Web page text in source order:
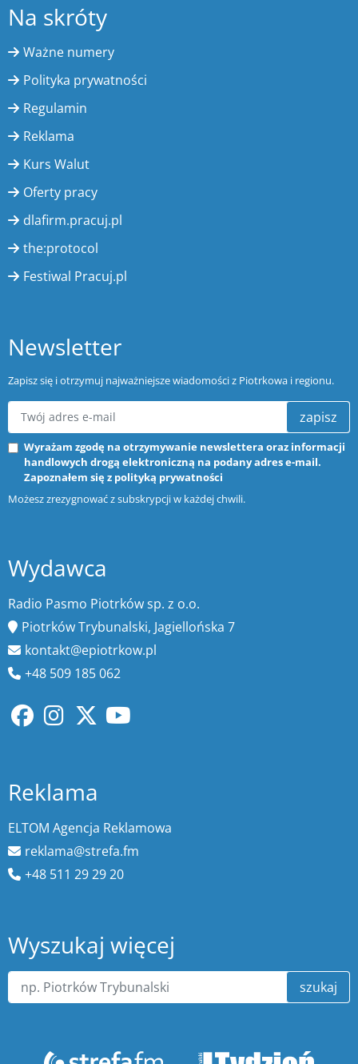
Na skróty
Ważne numery
Polityka prywatności
Regulamin
Reklama
Kurs Walut
Oferty pracy
dlafirm.pracuj.pl
the:protocol
Festiwal Pracuj.pl
Newsletter
Zapisz się i otrzymuj najważniejsze wiadomości z Piotrkowa i regionu.
zapisz
Wyrażam zgodę na otrzymywanie newslettera oraz informacji
handlowych drogą elektroniczną na podany adres e-mail.
Zapoznałem się z polityką prywatności
Możesz zrezygnować z subskrypcji w każdej chwili.
Wydawca
Radio Pasmo Piotrków sp. z o.o.
Piotrków Trybunalski, Jagiellońska 7
kontakt@epiotrkow.pl
+48 509 185 062
Reklama
ELTOM Agencja Reklamowa
reklama@strefa.fm
+48 511 29 29 20
Wyszukaj więcej
szukaj